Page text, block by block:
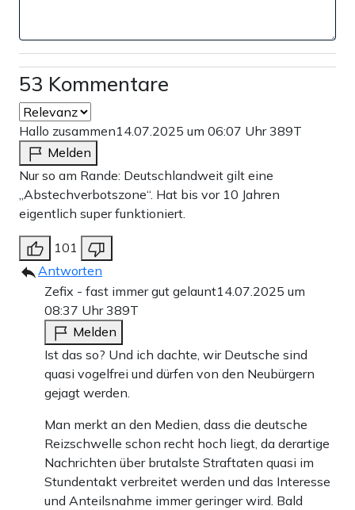
53 Kommentare
Hallo zusammen14.07.2025 um 06:07 Uhr389T
Melden
Nur so am Rande: Deutschlandweit gilt eine
„Abstechverbotszone“. Hat bis vor 10 Jahren
eigentlich super funktioniert.
101
Antworten
Zefix - fast immer gut gelaunt14.07.2025 um
08:37 Uhr389T
Melden
Ist das so? Und ich dachte, wir Deutsche sind
quasi vogelfrei und dürfen von den Neubürgern
gejagt werden.
Man merkt an den Medien, dass die deutsche
Reizschwelle schon recht hoch liegt, da derartige
Nachrichten über brutalste Straftaten quasi im
Stundentakt verbreitet werden und das Interesse
und Anteilsnahme immer geringer wird. Bald